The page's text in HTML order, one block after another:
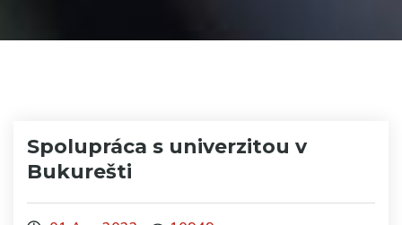
Spolupráca s univerzitou v
Bukurešti